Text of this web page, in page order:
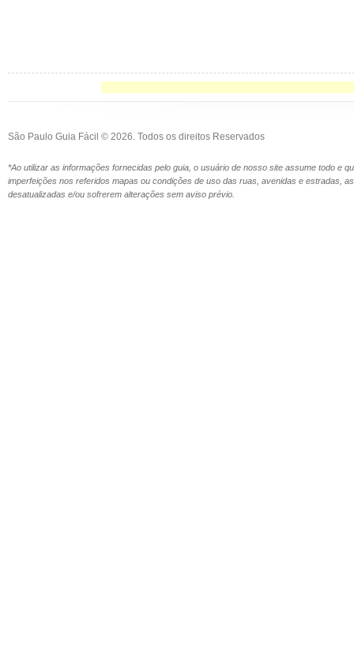
São Paulo Guia Fácil © 2026. Todos os direitos Reservados
*Ao utilizar as informações fornecidas pelo guia, o usuário de nosso site assume todo e
imperfeições nos referidos mapas ou condições de uso das ruas, avenidas e estradas,
desatualizadas e/ou sofrerem alterações sem aviso prévio.